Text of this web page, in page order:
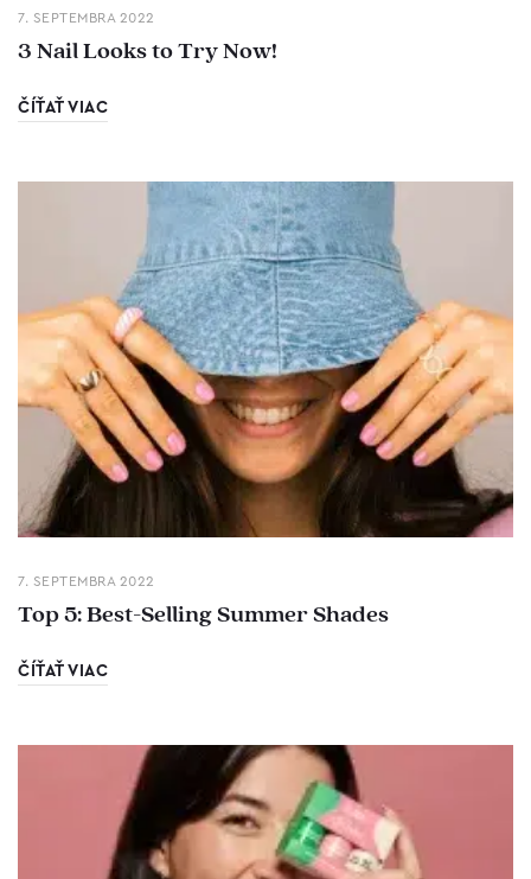
7. SEPTEMBRA 2022
3 Nail Looks to Try Now!
ČÍŤAŤ VIAC
7. SEPTEMBRA 2022
Top 5: Best-Selling Summer Shades
ČÍŤAŤ VIAC